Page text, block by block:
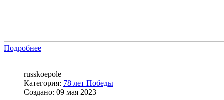
Подробнее
russkoepole
Категория: 78 лет Победы
Создано: 09 мая 2023